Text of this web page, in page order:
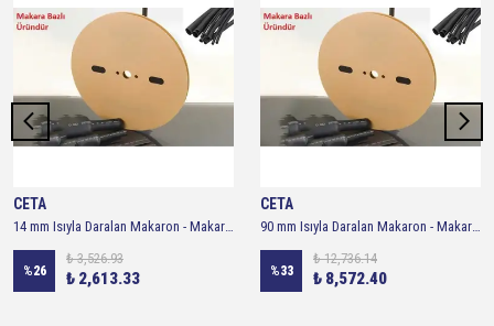
CETA
14 mm Isıyla Daralan Makaron - Makara 100 metre ( Siyah )
%26
₺ 3,526.93
₺ 2,613.33
CETA
90 mm Isıyla Daralan Makaron - Makara 25 metre ( Siyah )
%33
₺ 12,736.14
₺ 8,572.40